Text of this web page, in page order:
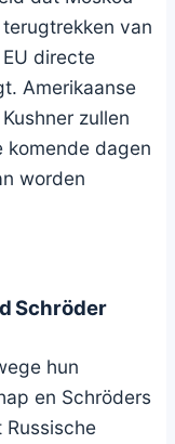
van
directe
Amerikaanse
zullen
komende dagen
worden
Schröder
hun
en Schröders